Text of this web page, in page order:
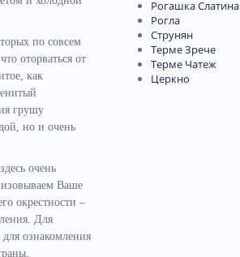
по совсем
оторваться от
как
грушу
но и очень
очень
Ваше
окрестности –
Для
ознакомления
Рогашка Слатина
Рогла
Струнян
Терме Зрече
Терме Чатеж
Церкно